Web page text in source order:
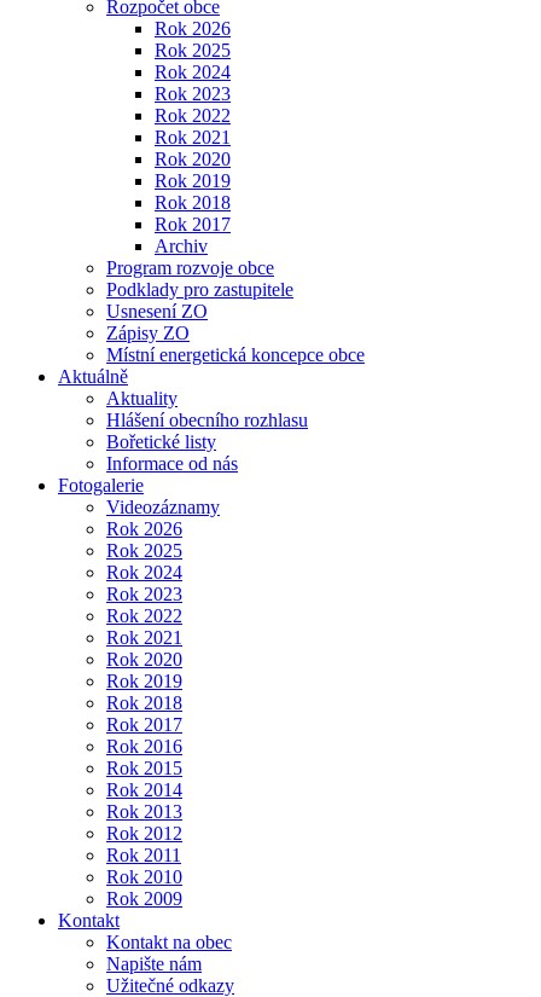
Rozpočet obce
Rok 2026
Rok 2025
Rok 2024
Rok 2023
Rok 2022
Rok 2021
Rok 2020
Rok 2019
Rok 2018
Rok 2017
Archiv
Program rozvoje obce
Podklady pro zastupitele
Usnesení ZO
Zápisy ZO
Místní energetická koncepce obce
Aktuálně
Aktuality
Hlášení obecního rozhlasu
Bořetické listy
Informace od nás
Fotogalerie
Videozáznamy
Rok 2026
Rok 2025
Rok 2024
Rok 2023
Rok 2022
Rok 2021
Rok 2020
Rok 2019
Rok 2018
Rok 2017
Rok 2016
Rok 2015
Rok 2014
Rok 2013
Rok 2012
Rok 2011
Rok 2010
Rok 2009
Kontakt
Kontakt na obec
Napište nám
Užitečné odkazy